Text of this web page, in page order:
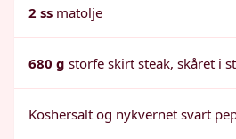
2 ss matolje
680 g storfe skirt steak, skåret i
Koshersalt og nykvernet svart